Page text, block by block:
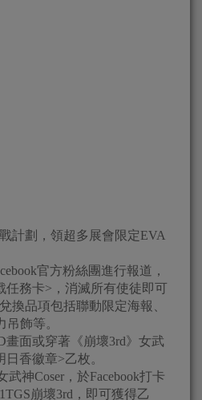
計劃，領超多展會限定EVA
官方粉絲團進行報道，
任務卡>，消滅所有使徒即可
換品項包括聯動限定海報、
飾等。
畫面或穿著《崩壞3rd》女武
香徽章>乙枚。
神Coser，於Facebook打卡
崩壞3rd，即可獲得乙